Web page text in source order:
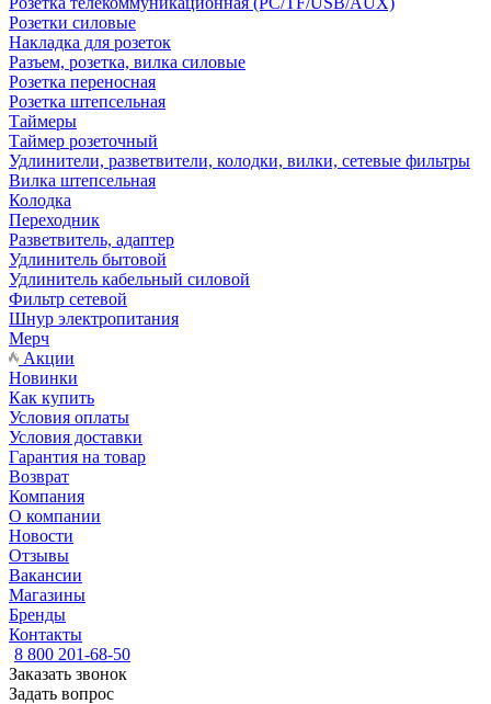
Розетки силовые
Накладка для розеток
Разъем, розетка, вилка силовые
Розетка переносная
Розетка штепсельная
Таймеры
Таймер розеточный
Удлинители, разветвители, колодки, вилки, сетевые фильтры
Вилка штепсельная
Колодка
Переходник
Разветвитель, адаптер
Удлинитель бытовой
Удлинитель кабельный силовой
Фильтр сетевой
Шнур электропитания
Мерч
Акции
Новинки
Как купить
Условия оплаты
Условия доставки
Гарантия на товар
Возврат
Компания
О компании
Новости
Отзывы
Вакансии
Магазины
Бренды
Контакты
8 800 201-68-50
Заказать звонок
Задать вопрос